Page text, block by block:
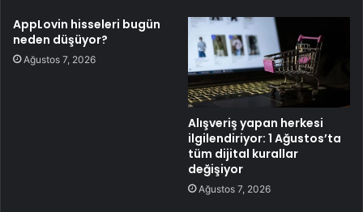
AppLovin hisseleri bugün
neden düşüyor?
Ağustos 7, 2026
Alışveriş yapan herkesi
ilgilendiriyor: 1 Ağustos’ta
tüm dijital kurallar
değişiyor
Ağustos 7, 2026